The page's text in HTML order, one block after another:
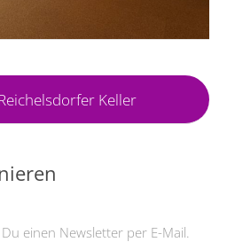
Keller
einen Newsletter per E-Mail.